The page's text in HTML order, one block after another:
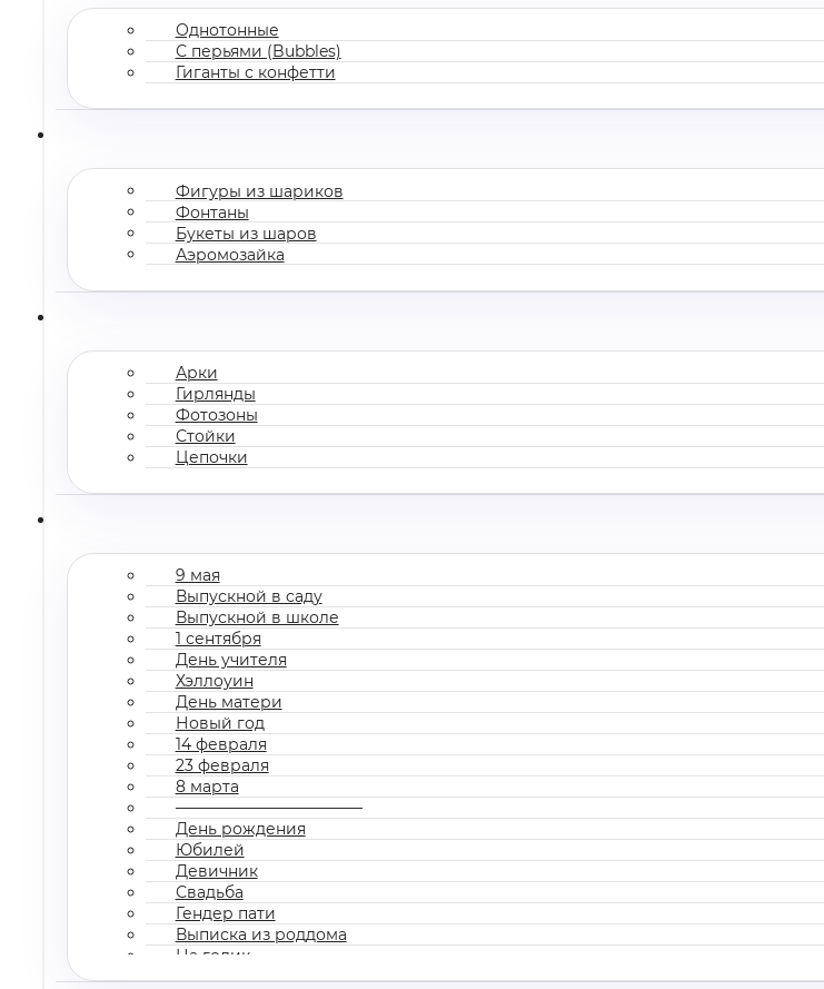
Однотонные
С перьями (Bubbles)
Гиганты с конфетти
Фигуры из шариков
Фонтаны
Букеты из шаров
Аэромозайка
Арки
Гирлянды
Фотозоны
Стойки
Цепочки
9 мая
Выпускной в саду
Выпускной в школе
1 сентября
День учителя
Хэллоуин
День матери
Новый год
14 февраля
23 февраля
8 марта
————————————
День рождения
Юбилей
Девичник
Свадьба
Гендер пати
Выписка из роддома
На годик
Корпоратив